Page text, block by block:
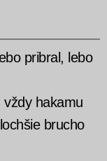
pribral, lebo
hakamu
brucho